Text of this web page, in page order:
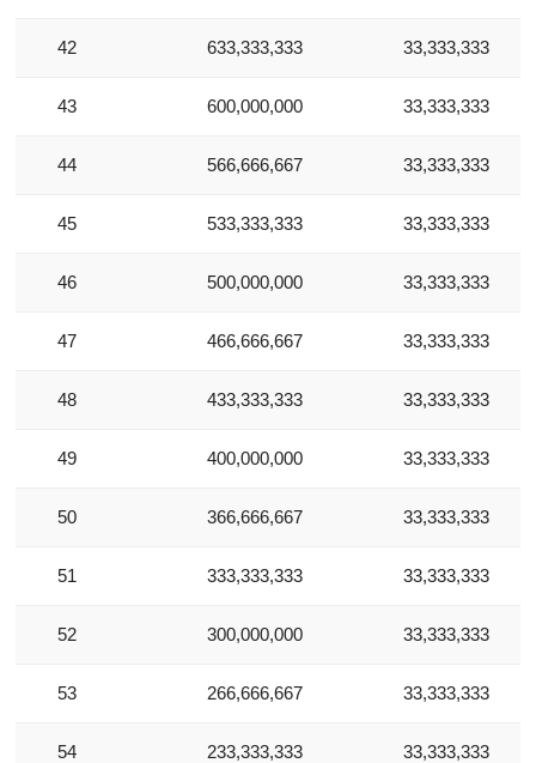
42 633,333,333 33,333,333
43 600,000,000 33,333,333
44 566,666,667 33,333,333
45 533,333,333 33,333,333
46 500,000,000 33,333,333
47 466,666,667 33,333,333
48 433,333,333 33,333,333
49 400,000,000 33,333,333
50 366,666,667 33,333,333
51 333,333,333 33,333,333
52 300,000,000 33,333,333
53 266,666,667 33,333,333
54 233,333,333 33,333,333